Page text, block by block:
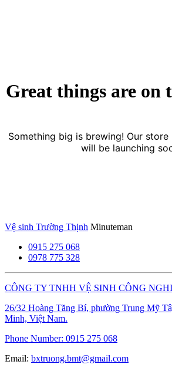
Great things are on
Something big is brewing! Our
will be launching
Vệ sinh Trường Thịnh Minuteman
0915 275 068
0978 775 328
CÔNG TY TNHH VỆ SINH CÔNG
26/32 Hoàng Tăng Bí, phường Trung Mỹ
Minh, Việt Nam.
Phone Number: 0915 275 068
Email: bxtruong.bmt@gmail.com